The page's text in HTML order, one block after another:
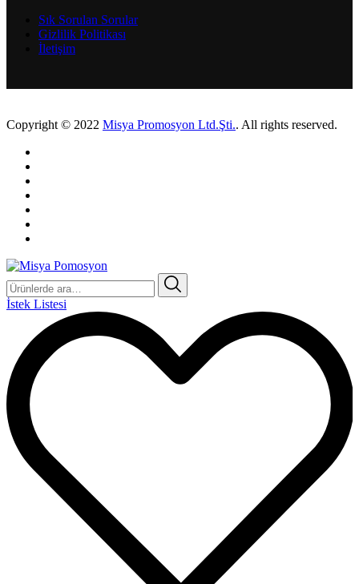
Sık Sorulan Sorular
Gizlilik Politikası
İletişim
Copyright © 2022 Misya Promosyon Ltd.Şti.. All rights reserved.
Ara:
İstek Listesi